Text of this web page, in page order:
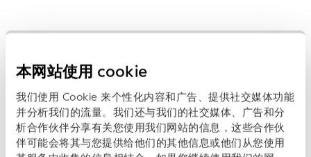
本网站使用 cookie
我们使用 Cookie 来个性化内容和广告、提供社交媒体功能
并分析我们的流量。我们还与我们的社交媒体、广告和分
析合作伙伴分享有关您使用我们网站的信息，这些合作伙
伴可能会将其与您提供给他们的其他信息或他们从您使用